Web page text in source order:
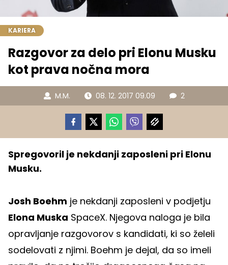
KARIERA
Razgovor za delo pri Elonu Musku
kot prava nočna mora
M.M. 08. 12. 2017 09.09 2
Spregovoril je nekdanji zaposleni pri Elonu
Musku.
Josh Boehm je nekdanji zaposleni v podjetju
Elona Muska SpaceX. Njegova naloga je bila
opravljanje razgovorov s kandidati, ki so želeli
sodelovati z njimi. Boehm je dejal, da so imeli